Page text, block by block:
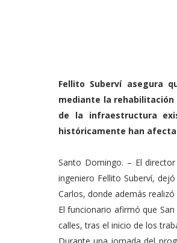
Fellito Suberví asegura
mediante la
de la infraestructura
históricamente han
Santo Domingo. – El
ingeniero Fellito Suberví,
Carlos, donde además
El funcionario afirmó que
calles, tras el inicio de los
Durante una jornada del